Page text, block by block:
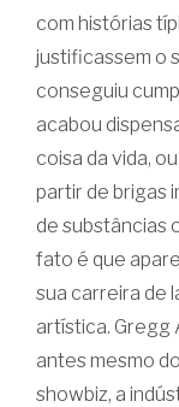
com histórias
justificassem o
conseguiu
acabou
coisa da vida,
partir de brigas
de substâncias
fato é que
sua carreira de
artística. Gregg
antes mesmo
showbiz, a